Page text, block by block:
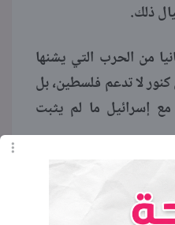
ذلك.
من الحرب التي يشنها
كنور لا تدعم فلسطين، بل
إسرائيل ما لم يثبت
إسرائيل وتؤيد